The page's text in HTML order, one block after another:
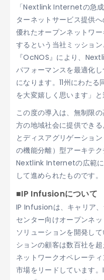
「Nextlink Internetの急
ターネットサービス提供
優れたオープンネットワ
するという当社ミッション
『OcNOS』により、
パフォーマンスを最適化
になります。11州にわた
を大変嬉しく思います」と
この度の導入は、無制限
方の地域社会に提供でき
とディスアグリゲーショ
の機能分離）型アーキテ
Nextlink Internetの広範に
して進められたものです。
■IP Infusionについて
IP Infusionは、キャリア
センター向けオープンネ
ソリューションを開発し
ションの顧客は数百社を超
ネットワークオペレーテ
市場をリードしています